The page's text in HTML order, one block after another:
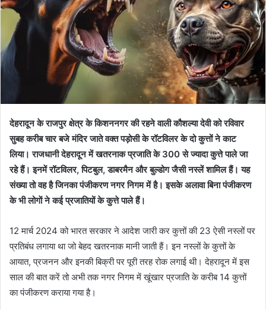
देहरादून के राजपुर क्षेत्र के किशननगर की रहने वाली कौशल्या देवी को रविवार
सुबह करीब चार बजे मंदिर जाते वक्त पड़ोसी के रॉटविलर के दो कुत्तों ने काट
लिया। राजधानी देहरादून में खतरनाक प्रजाति के 300 से ज्यादा कुत्ते पाले जा
रहे हैं। इनमें रॉटविलर, पिटबुल, डाबरमैन और बुल्डोग जैसी नस्लें शामिल हैं। यह
संख्या तो वह है जिनका पंजीकरण नगर निगम में है। इसके अलावा बिना पंजीकरण
के भी लोगाें ने कई प्रजातियों के कुत्ते पाले हैं।
12 मार्च 2024 को भारत सरकार ने आदेश जारी कर कुत्तों की 23 ऐसी नस्लों पर
प्रतिबंध लगाया था जो बेहद खतरनाक मानी जाती हैं। इन नस्लों के कुत्तों के
आयात, प्रजनन और इनकी बिक्री पर पूरी तरह रोक लगाई थी। देहरादून में इस
साल की बात करें तो अभी तक नगर निगम में खूंखार प्रजाति के करीब 14 कुत्तों
का पंजीकरण कराया गया है।